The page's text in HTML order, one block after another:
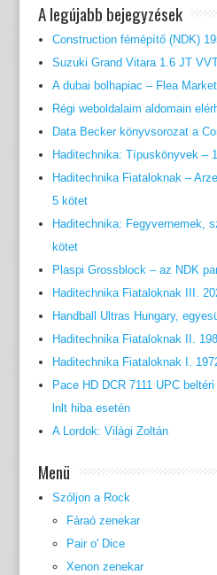
A legújabb bejegyzések
Construction fémépítő (NDK)
Suzuki Grand Vitara 1.6 JT
A dubai bolhapiac – Flea
Régi weboldalaim aldomain
Data Becker könyvsorozat a
Haditechnika: Típuskönyvek –
Haditechnika Fiataloknak –
5 kötet
Haditechnika: Fegyvernemek,
kötet
Plaspi Grossblock – az NDK
Haditechnika Fiataloknak III.
Handball Ultras Hungary,
Haditechnika Fiataloknak II.
Haditechnika Fiataloknak I.
Pace HD DCR 7111 UPC
lnlt hiba esetén
A Lordok: Világi Zoltán
Menü
Szóljon a Rock
Fáraó zenekar
Pair o' Dice
Xenon zenekar